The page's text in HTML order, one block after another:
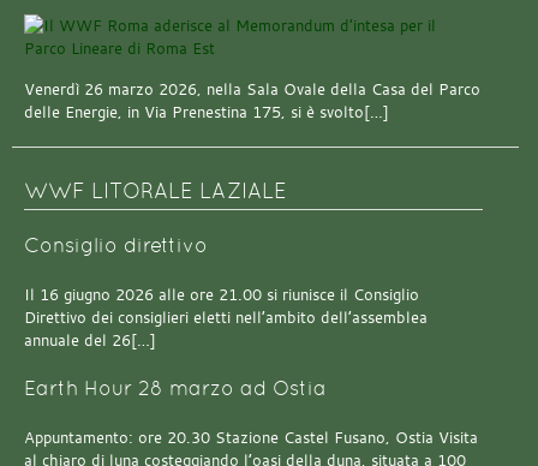
Venerdì 26 marzo 2026, nella Sala Ovale della Casa del Parco
delle Energie, in Via Prenestina 175, si è svolto[…]
WWF LITORALE LAZIALE
Consiglio direttivo
Il 16 giugno 2026 alle ore 21.00 si riunisce il Consiglio
Direttivo dei consiglieri eletti nell’ambito dell’assemblea
annuale del 26[…]
Earth Hour 28 marzo ad Ostia
Appuntamento: ore 20.30 Stazione Castel Fusano, Ostia Visita
al chiaro di luna costeggiando l’oasi della duna, situata a 100